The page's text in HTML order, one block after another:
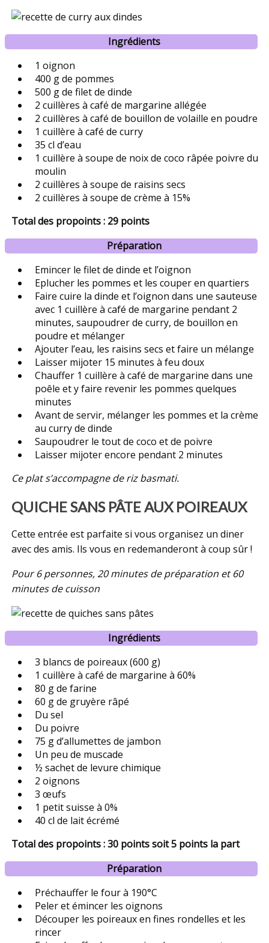
Ingrédients
1 oignon
400 g de pommes
500 g de filet de dinde
2 cuillères à café de margarine allégée
2 cuillères à café de bouillon de volaille en poudre
1 cuillère à café de curry
35 cl d’eau
1 cuillère à soupe de noix de coco râpée poivre du
moulin
2 cuillères à soupe de raisins secs
2 cuillères à soupe de crème à 15%
Total des propoints : 29 points
Préparation
Emincer le filet de dinde et l’oignon
Eplucher les pommes et les couper en quartiers
Faire cuire la dinde et l’oignon dans une sauteuse
avec 1 cuillère à café de margarine pendant 2
minutes, saupoudrer de curry, de bouillon en
poudre et mélanger
Ajouter l’eau, les raisins secs et faire un mélange
Laisser mijoter 15 minutes à feu doux
Chauffer 1 cuillère à café de margarine dans une
poêle et y faire revenir les pommes quelques
minutes
Avant de servir, mélanger les pommes et la crème
au curry de dinde
Saupoudrer le tout de coco et de poivre
Laisser mijoter encore pendant 2 minutes
Ce plat s’accompagne de riz basmati.
QUICHE SANS PÂTE AUX POIREAUX
Cette entrée est parfaite si vous organisez un diner
avec des amis. Ils vous en redemanderont à coup sûr !
Pour 6 personnes, 20 minutes de préparation et 60
minutes de cuisson
Ingrédients
3 blancs de poireaux (600 g)
1 cuillère à café de margarine à 60%
80 g de farine
60 g de gruyère râpé
Du sel
Du poivre
75 g d’allumettes de jambon
Un peu de muscade
½ sachet de levure chimique
2 oignons
3 œufs
1 petit suisse à 0%
40 cl de lait écrémé
Total des propoints : 30 points soit 5 points la part
Préparation
Préchauffer le four à 190°C
Peler et émincer les oignons
Découper les poireaux en fines rondelles et les
rincer